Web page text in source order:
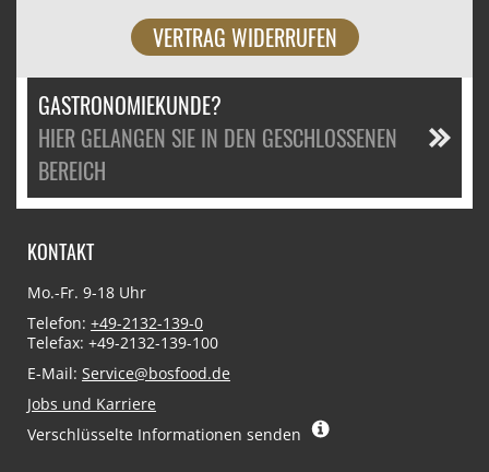
VERTRAG WIDERRUFEN
GASTRONOMIEKUNDE?
HIER GELANGEN SIE IN DEN GESCHLOSSENEN
BEREICH
KONTAKT
Mo.-Fr. 9-18 Uhr
Telefon: +49-2132-139-0
Telefax: +49-2132-139-100
E-Mail: Service@bosfood.de
Jobs und Karriere
Verschlüsselte Informationen senden